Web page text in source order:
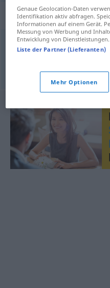
Synonyme
Aufnahme
© OpenThesaurus.de
Genaue Geolocation-Daten
Identifikation aktiv abfragen.
Informationen auf einem Gerät.
Messung von Werbung und
Entwicklung von Dienstleistungen.
Liste der Partner (Lieferanten)
Mehr Optionen